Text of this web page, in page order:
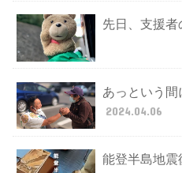
先日、支援者
あっという
2024.04.06
能登半島地震